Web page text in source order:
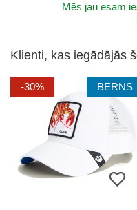
Mēs jau esam
Klienti, kas iegādājās
-30% BĒRNS